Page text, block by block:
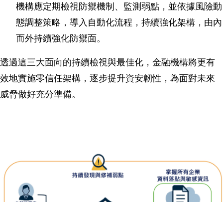
機構應定期檢視防禦機制、監測弱點，並依據風險動
態調整策略，導入自動化流程，持續強化架構，由內
而外持續強化防禦面。
透過這三大面向的持續檢視與最佳化，金融機構將更有
效地實施零信任架構，逐步提升資安韌性，為面對未來
威脅做好充分準備。